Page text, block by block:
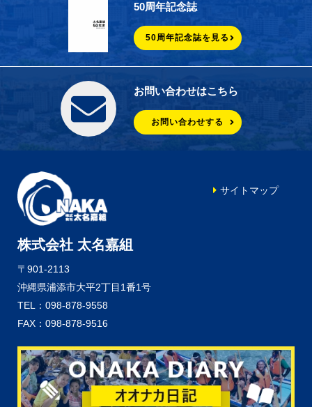
50周年記念誌
50周年記念誌を見る
お問い合わせはこちら
お問い合わせする
株式会社 太名嘉組
〒901-2113
沖縄県浦添市大平2丁目1番1号
TEL：098-878-9558
FAX：098-878-9516
サイトマップ